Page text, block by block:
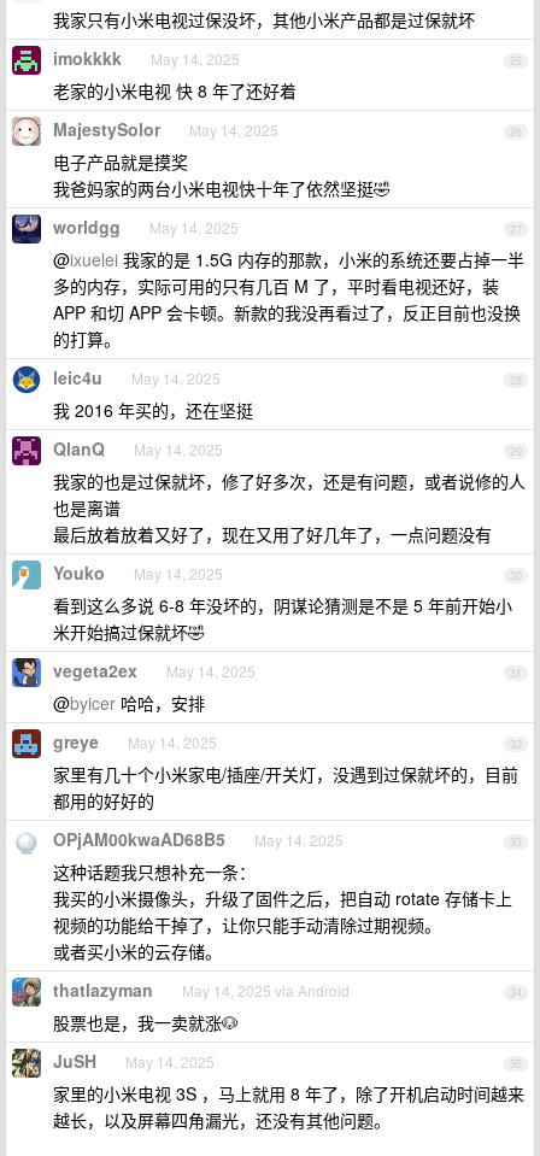
我家只有小米电视过保没坏，其他小米产品都是过保就坏
25
imokkkk May 14, 2025
老家的小米电视 快 8 年了还好着
26
MajestySolor May 14, 2025
电子产品就是摸奖
我爸妈家的两台小米电视快十年了依然坚挺🤣
27
worldgg May 14, 2025
@ixuelei 我家的是 1.5G 内存的那款，小米的系统还要占掉一半
多的内存，实际可用的只有几百 M 了，平时看电视还好，装
APP 和切 APP 会卡顿。新款的我没再看过了，反正目前也没换
的打算。
28
leic4u May 14, 2025
我 2016 年买的，还在坚挺
29
QlanQ May 14, 2025
我家的也是过保就坏，修了好多次，还是有问题，或者说修的人
也是离谱
最后放着放着又好了，现在又用了好几年了，一点问题没有
30
Youko May 14, 2025
看到这么多说 6-8 年没坏的，阴谋论猜测是不是 5 年前开始小
米开始搞过保就坏🤣
31
vegeta2ex May 14, 2025
@byicer 哈哈，安排
32
greye May 14, 2025
家里有几十个小米家电/插座/开关灯，没遇到过保就坏的，目前
都用的好好的
33
OPjAM00kwaAD68B5 May 14, 2025
这种话题我只想补充一条：
我买的小米摄像头，升级了固件之后，把自动 rotate 存储卡上
视频的功能给干掉了，让你只能手动清除过期视频。
或者买小米的云存储。
34
thatlazyman May 14, 2025 via Android
股票也是，我一卖就涨🐶
35
JuSH May 14, 2025
家里的小米电视 3S ，马上就用 8 年了，除了开机启动时间越来
越长，以及屏幕四角漏光，还没有其他问题。